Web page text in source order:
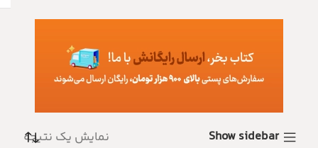
Show sidebar نمایش یک نتیجه